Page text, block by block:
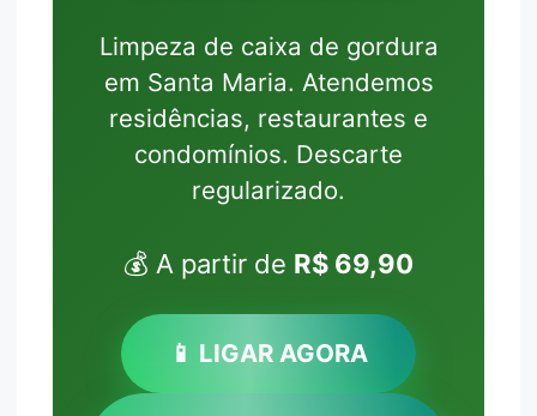
Limpeza de caixa de gordura
em Santa Maria. Atendemos
residências, restaurantes e
condomínios. Descarte
regularizado.
💰 A partir de R$ 69,90
📱 LIGAR AGORA